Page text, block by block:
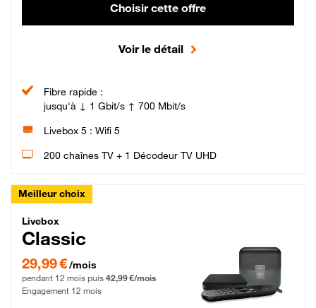
Choisir cette offre
Voir le détail
Fibre rapide :
jusqu'à ↓ 1 Gbit/s ↑ 700 Mbit/s
Livebox 5 : Wifi 5
200 chaînes TV + 1 Décodeur TV UHD
Meilleur choix
Livebox Classic Fibre
Livebox
Classic
29,99 € par mois pendant 12 mois puis 42,99 € par mois, Engagement 12 mois
29,99 €/mois
pendant 12 mois puis 42,99 €/mois
Engagement 12 mois